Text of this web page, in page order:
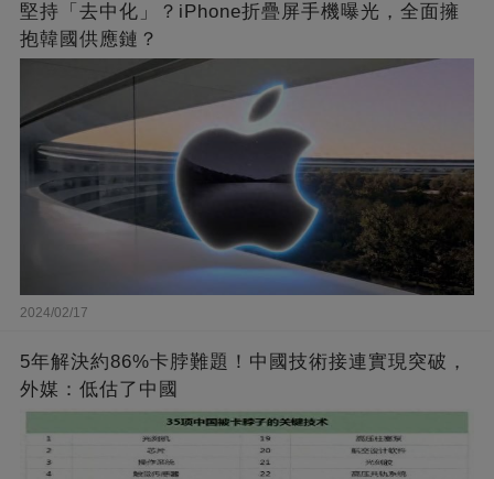
堅持「去中化」？iPhone折疊屏手機曝光，全面擁
抱韓國供應鏈？
2024/02/17
5年解決約86%卡脖難題！中國技術接連實現突破，
外媒：低估了中國